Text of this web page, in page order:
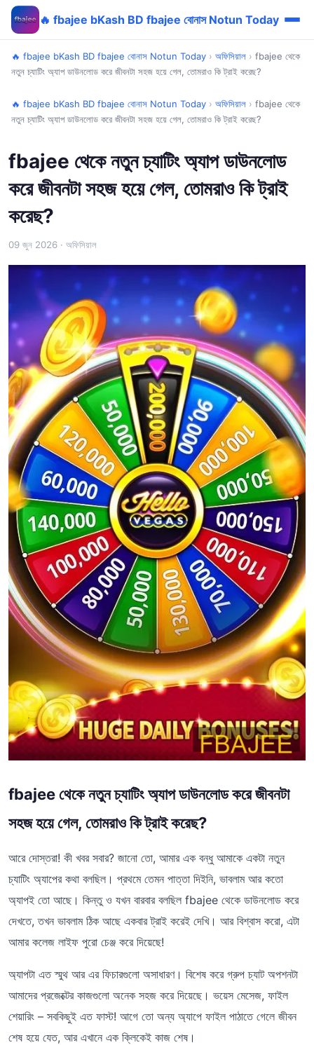
🔥 fbajee bKash BD fbajee বোনাস Notun Today
🔥 fbajee bKash BD fbajee বোনাস Notun Today › অফিসিয়াল › fbajee থেকে
নতুন চ্যাটিং অ্যাপ ডাউনলোড করে জীবনটা সহজ হয়ে গেল, তোমরাও কি ট্রাই করেছ?
🔥 fbajee bKash BD fbajee বোনাস Notun Today › অফিসিয়াল › fbajee থেকে
নতুন চ্যাটিং অ্যাপ ডাউনলোড করে জীবনটা সহজ হয়ে গেল, তোমরাও কি ট্রাই করেছ?
fbajee থেকে নতুন চ্যাটিং অ্যাপ ডাউনলোড
করে জীবনটা সহজ হয়ে গেল, তোমরাও কি ট্রাই
করেছ?
09 জুন 2026 · অফিসিয়াল
fbajee থেকে নতুন চ্যাটিং অ্যাপ ডাউনলোড করে জীবনটা
সহজ হয়ে গেল, তোমরাও কি ট্রাই করেছ?
আরে দোস্তরা! কী খবর সবার? জানো তো, আমার এক বন্ধু আমাকে একটা নতুন
চ্যাটিং অ্যাপের কথা বলছিল। প্রথমে তেমন পাত্তা দিইনি, ভাবলাম আর কতো
অ্যাপই তো আছে। কিন্তু ও যখন বারবার বলছিল fbajee থেকে ডাউনলোড করে
দেখতে, তখন ভাবলাম ঠিক আছে একবার ট্রাই করেই দেখি। আর বিশ্বাস করো, এটা
আমার কলেজ লাইফ পুরো চেঞ্জ করে দিয়েছে!
অ্যাপটা এত স্মুথ আর এর ফিচারগুলো অসাধারণ। বিশেষ করে গ্রুপ চ্যাট অপশনটা
আমাদের প্রজেক্টের কাজগুলো অনেক সহজ করে দিয়েছে। ভয়েস মেসেজ, ফাইল
শেয়ারিং – সবকিছুই এত ফাস্ট! আগে তো অন্য অ্যাপে ফাইল পাঠাতে গেলে জীবন
শেষ হয়ে যেত, আর এখানে এক ক্লিকেই কাজ শেষ।